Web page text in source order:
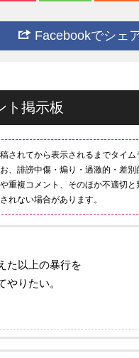
Facebookでシェ
ト掲示板
されてから表示されるまでタイ
、誹謗中傷・煽り・過激的・差
重複コメント、そのほか不適切
れない場合があります。
た以上の暴行を
やりたい。